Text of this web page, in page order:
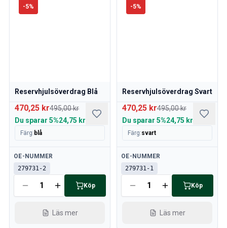
-5%
Reservhjulsöverdrag Blå
470,25 kr495,00 kr
Du sparar 5%24,75 kr
Färg: blå
Tillgänglig
OE-NUMMER
279731-2
Köp
Läs mer
-5%
Reservhjulsöverdrag Svart
470,25 kr495,00 kr
Du sparar 5%24,75 kr
Färg:svart
Tillgänglig
OE-NUMMER
279731-1
Köp
Läs mer